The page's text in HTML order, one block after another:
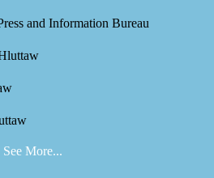
and Information Bureau
See More...